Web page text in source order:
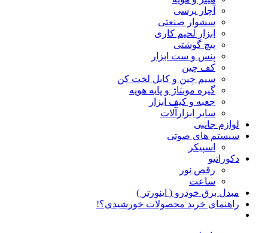
آچار پرسی
سشوار صنعتی
ابزار لحیم کاری
پیچ گوشتی
پنس و ست ابزار
کف چین
سیم چین و کابل لخت کن
گیره مونتاژ و پایه هویه
جعبه و کیف ابزار
سایر ابزارآلات
لوازم جانبی
سیستم های صوتی
اسپیکر
دکوراتیو
رقص نور
ساعت
مبدل برق خودرو ( اینورتر )
راهنمای خرید محصولات خورشیدی؟!